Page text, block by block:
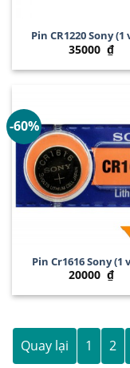
Pin CR1220 Sony (1
35000 ₫
-60%
Pin Cr1616 Sony (1
20000 ₫
Quay lại 1 2